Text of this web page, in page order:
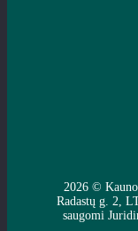
2026 ©
Radastų g. 2,
saugomi